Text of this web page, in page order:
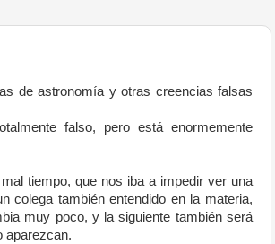
de astronomía y otras creencias falsas
falso, pero está enormemente
tiempo, que nos iba a impedir ver una
colega también entendido en la materia,
muy poco, y la siguiente también será
aparezcan.